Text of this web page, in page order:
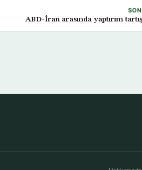
ABD-İran arasında yaptırım